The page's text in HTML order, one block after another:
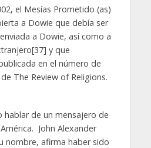
el Mesías Prometido (as)
a Dowie que debía ser
a Dowie, así como a
y que
en el número de
The Review of Religions.
hablar de un mensajero de
John Alexander
nombre, afirma haber sido